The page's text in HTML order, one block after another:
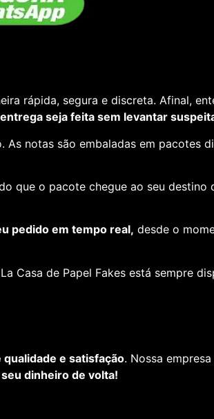
rápida, segura e discreta. Afinal,
seja feita sem levantar
notas são embaladas em pacotes
que o pacote chegue ao seu destino
pedido em tempo real, desde o
Casa de Papel Fakes está sempre
qualidade e satisfação. Nossa
dinheiro de volta!